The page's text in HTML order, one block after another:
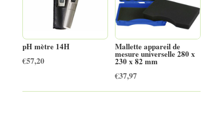
pH mètre 14H
€57,20
Mallette appareil de
mesure universelle 280 x
230 x 82 mm
€37,97